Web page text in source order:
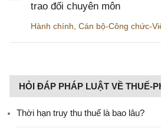
trao đổi chuyên môn
Hành chính Cán bộ-Công chức-
HỎI ĐÁP PHÁP LUẬT VỀ THUẾ-
Thời hạn truy thu thuế là bao lâu?